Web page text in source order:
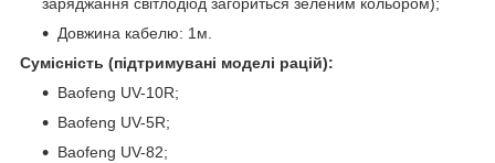
Довжина кабелю: 1м.
Сумісність (підтримувані моделі рацій):
Baofeng UV-10R;
Baofeng UV-5R;
Baofeng UV-82;